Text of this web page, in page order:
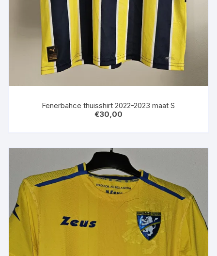
Fenerbahce thuisshirt 2022-2023 maat S
€30,00